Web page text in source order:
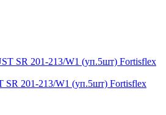
SR 201-213/W1 (уп.5шт) Fortisflex